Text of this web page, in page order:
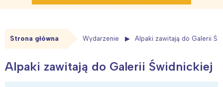
Strona główna Wydarzenie Alpaki zawitają do Galerii
Alpaki zawitają do Galerii Świdnickiej